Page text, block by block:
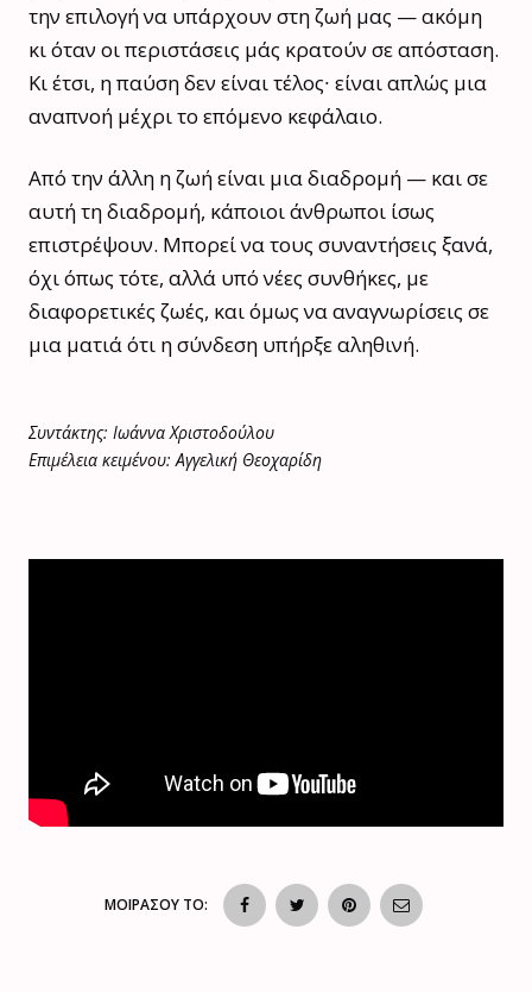
την επιλογή να υπάρχουν στη ζωή μας — ακόμη
κι όταν οι περιστάσεις μάς κρατούν σε απόσταση.
Κι έτσι, η παύση δεν είναι τέλος∙ είναι απλώς μια
αναπνοή μέχρι το επόμενο κεφάλαιο.
Από την άλλη η ζωή είναι μια διαδρομή — και σε
αυτή τη διαδρομή, κάποιοι άνθρωποι ίσως
επιστρέψουν. Μπορεί να τους συναντήσεις ξανά,
όχι όπως τότε, αλλά υπό νέες συνθήκες, με
διαφορετικές ζωές, και όμως να αναγνωρίσεις σε
μια ματιά ότι η σύνδεση υπήρξε αληθινή.
Συντάκτης: Ιωάννα Χριστοδούλου
Επιμέλεια κειμένου: Αγγελική Θεοχαρίδη
ΜΟΙΡΑΣΟΥ ΤΟ: